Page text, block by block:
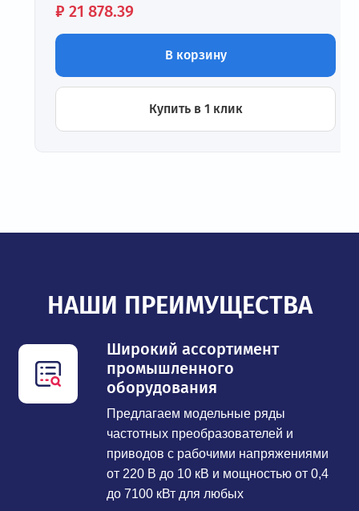
Цена:
₽ 21 878.39
В корзину
Купить в 1 клик
НАШИ ПРЕИМУЩЕСТВА
Широкий ассортимент
промышленного
оборудования
Предлагаем модельные ряды
частотных преобразователей и
приводов с рабочими напряжениями
от 220 В до 10 кВ и мощностью от 0,4
до 7100 кВт для любых